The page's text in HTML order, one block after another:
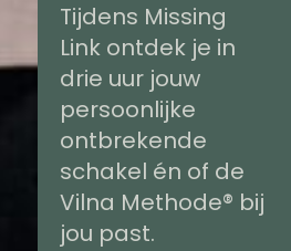
Tijdens Missing
Link ontdek je in
drie uur jouw
persoonlijke
ontbrekende
schakel én of de
Vilna Methode® bij
jou past.